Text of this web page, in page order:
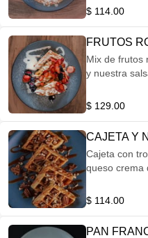
$ 114.00
FRUTOS
Mix de frutos
y nuestra
$ 129.00
CAJETA Y
Cajeta con
queso crema
$ 114.00
PAN